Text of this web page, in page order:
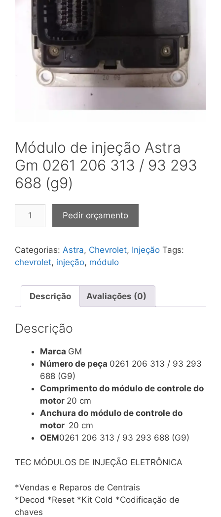
Módulo de injeção Astra
Gm 0261 206 313 / 93 293
688 (g9)
Módulo
Astra
Gm
206
/
293
quantidade
Pedir orçamento
Categorias: Astra, Chevrolet, Injeção Tags:
chevrolet, injeção, módulo
Descrição Avaliações (0)
Descrição
Marca GM
Número de peça 0261 206 313 / 93 293
688 (G9)
Comprimento do módulo de controle do
motor 20 cm
Anchura do módulo de controle do
motor 20 cm
OEM0261 206 313 / 93 293 688 (G9)
TEC MÓDULOS DE INJEÇÃO ELETRÔNICA
*Vendas e Reparos de Centrais
*Decod *Reset *Kit Cold *Codificação de
chaves